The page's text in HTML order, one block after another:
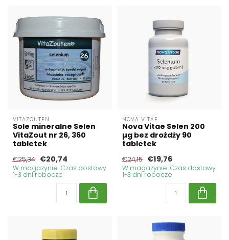
VITAZOUTEN
Sole mineralne Selen
VitaZout nr 26, 360
tabletek
€25,34 €20,74
W magazynie. Czas dostawy
1-3 dni robocze
NOVA VITAE
Nova Vitae Selen 200
µg bez drożdży 90
tabletek
€24,15 €19,76
W magazynie. Czas dostawy
1-3 dni robocze